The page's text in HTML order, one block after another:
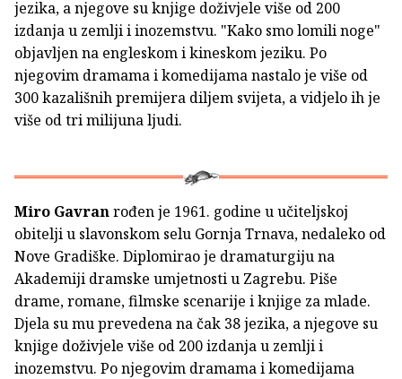
jezika, a njegove su knjige doživjele više od 200
izdanja u zemlji i inozemstvu. "Kako smo lomili noge"
objavljen na engleskom i kineskom jeziku. Po
njegovim dramama i komedijama nastalo je više od
300 kazališnih premijera diljem svijeta, a vidjelo ih je
više od tri milijuna ljudi.
Miro Gavranrođen je 1961. godine u učiteljskoj
obitelji u slavonskom selu Gornja Trnava, nedaleko od
Nove Gradiške. Diplomirao je dramaturgiju na
Akademiji dramske umjetnosti u Zagrebu. Piše
drame, romane, filmske scenarije i knjige za mlade.
Djela su mu prevedena na čak 38 jezika, a njegove su
knjige doživjele više od 200 izdanja u zemlji i
inozemstvu. Po njegovim dramama i komedijama